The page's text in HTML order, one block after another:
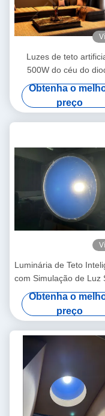
Luzes de teto
500W do céu do
emissor de luz da
Tuya ajustável Alexa
System
Obtenha o
preço
Luminária de Teto
com Simulação de Luz
Redonda 2FT 80W,
Lumens, Suporte Mesh
App Tuya, 2700K-
para Ambiente do Dia
Obtenha o
preço